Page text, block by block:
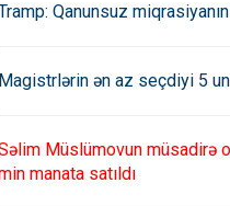
Qanunsuz miqrasiyanın
Magistrlərin ən az seçdiyi 5
Müslümovun müsadirə
manata satıldı